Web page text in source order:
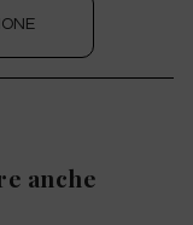
anche